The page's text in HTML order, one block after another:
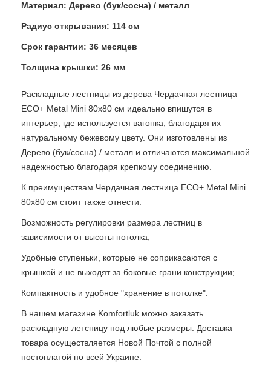
Материал: Дерево (бук/сосна) / металл
Радиус открывания: 114 см
Срок гарантии: 36 месяцев
Толщина крышки: 26 мм
Раскладные лестницы из дерева Чердачная лестница
ECO+ Metal Mini 80х80 см идеально впишутся в
интерьер, где используется вагонка, благодаря их
натуральному бежевому цвету. Они изготовлены из
Дерево (бук/сосна) / металл и отличаются максимальной
надежностью благодаря крепкому соединению.
К преимуществам Чердачная лестница ECO+ Metal Mini
80х80 см стоит также отнести:
Возможность регулировки размера лестниц в
зависимости от высоты потолка;
Удобные ступеньки, которые не соприкасаются с
крышкой и не выходят за боковые грани конструкции;
Компактность и удобное "хранение в потолке".
В нашем магазине Komfortluk можно заказать
раскладную летсницу под любые размеры. Доставка
товара осуществляется Новой Почтой с полной
постоплатой по всей Украине.